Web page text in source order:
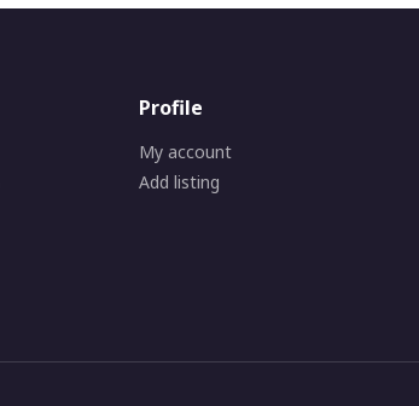
Profile
My account
Add listing